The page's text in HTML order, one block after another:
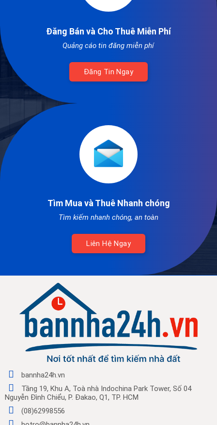
Đăng Bán và Cho Thuê Miễn Phí
Quảng cáo tin đăng miễn phí
Đăng Tin Ngay
Tìm Mua và Thuê Nhanh chóng
Tìm kiếm nhanh chóng, an toàn
Liên Hệ Ngay
bannha24h.vn
Tầng 19, Khu A, Toà nhà Indochina Park Tower, Số 04
Nguyễn Đình Chiểu, P. Đakao, Q1, TP. HCM
(08)62998556